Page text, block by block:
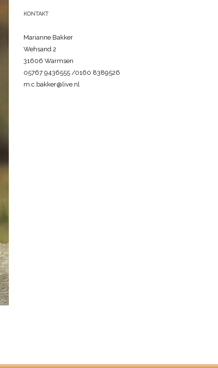
KONTAKT
Marianne Bakker
Wehsand 2
31606 Warmsen
05767 9436555 /0160 8389526
m.c.bakker@live.nl